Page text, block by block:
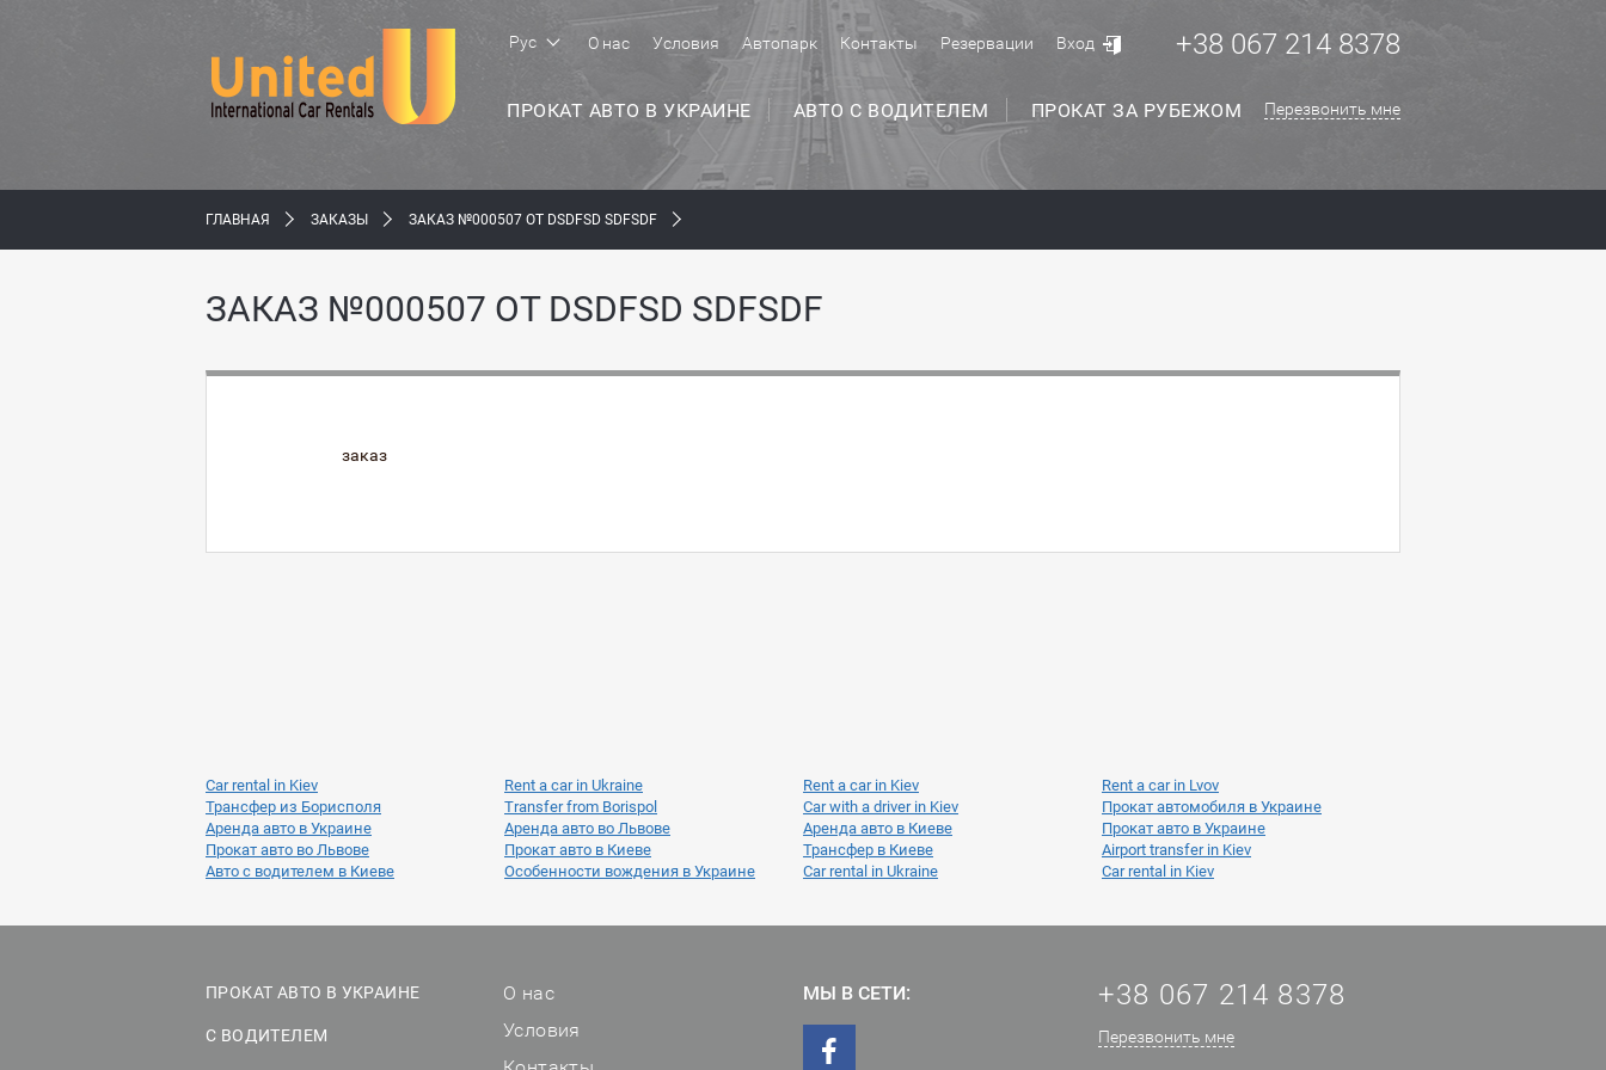
Рус
ПРОКАТ АВТО В УКРАИНЕ АВТО С ВОДИТЕЛЕМ ПРОКАТ ЗА РУБЕЖОМ
О нас Условия Автопарк Контакты Резервации Вход +38 067 214 8378
Перезвонить мне
ГЛАВНАЯ ЗАКАЗЫ ЗАКАЗ №000507 ОТ DSDFSD SDFSDF
ЗАКАЗ №000507 ОТ DSDFSD SDFSDF
заказ
Car rental in Kiev Rent a car in Ukraine Rent a car in Kiev
Rent a car in Lvov
Трансфер из Борисполя
Transfer from Borispol Car with a driver in Kiev
Прокат автомобиля в Украине
Аренда авто в Украине
Аренда авто во Львове Аренда авто в Киеве
Прокат авто в Украине
Прокат авто во Львове
Прокат авто в Киеве Трансфер в Киеве
Airport transfer in Kiev
Авто с водителем в Киеве
Особенности вождения в Украине Car rental in Ukraine Car rental in Kiev
ПРОКАТ АВТО В УКРАИНЕ
С ВОДИТЕЛЕМ
О нас
Условия
МЫ В СЕТИ: +38 067 214 8378
Перезвонить мне